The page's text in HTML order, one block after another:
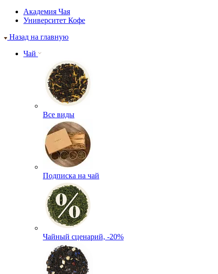
Академия Чая
Университет Кофе
Назад на главную
Чай
Все виды
Подписка на чай
Чайный сценарий, -20%